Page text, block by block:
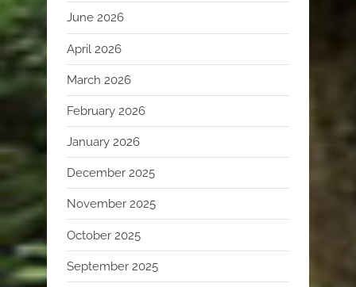
June 2026
April 2026
March 2026
February 2026
January 2026
December 2025
November 2025
October 2025
September 2025